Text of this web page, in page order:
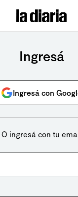
Ingresá
Ingresá con
O ingresá con tu